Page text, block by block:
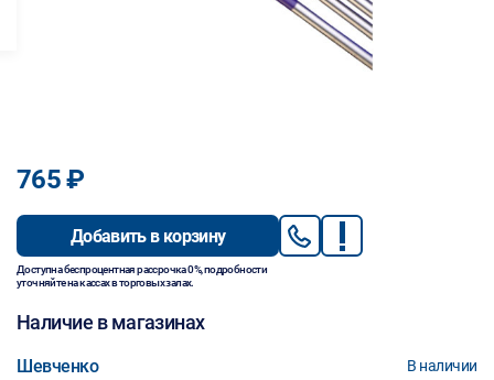
765 ₽
Добавить в корзину
Доступна беспроцентная рассрочка 0%, подробности
уточняйте на кассах в торговых залах.
Наличие в магазинах
Шевченко В наличии